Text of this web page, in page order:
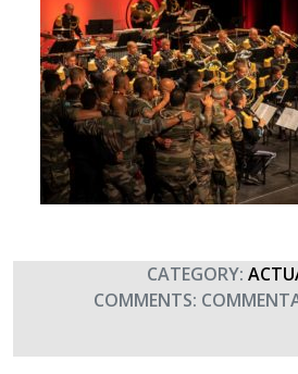
CATEGORY:
COMMENTS: